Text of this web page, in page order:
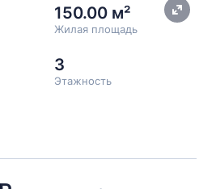
150.00 м²
Жилая площадь
3
Этажность